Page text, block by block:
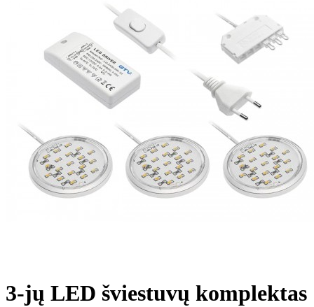
3-jų LED šviestuvų komplektas